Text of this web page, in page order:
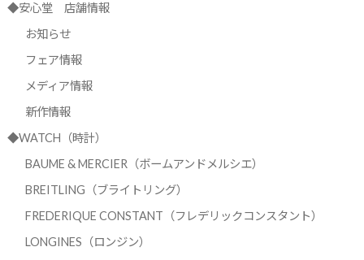
◆安心堂 店舗情報
お知らせ
フェア情報
メディア情報
新作情報
◆WATCH（時計）
BAUME & MERCIER（ボームアンドメルシエ）
BREITLING（ブライトリング）
FREDERIQUE CONSTANT（フレデリックコンスタント）
LONGINES（ロンジン）